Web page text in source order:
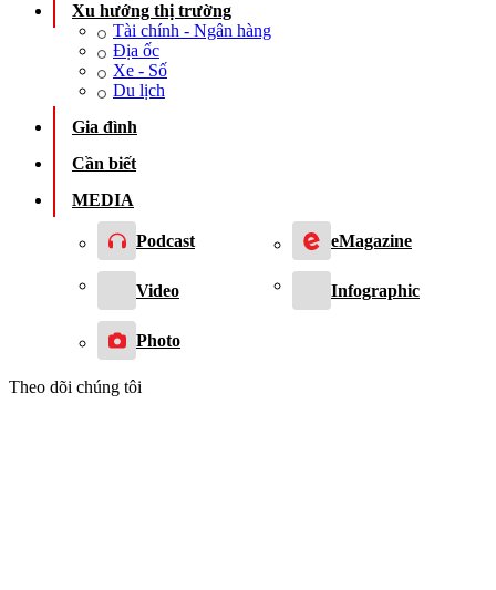
Xu hướng thị trường
Tài chính - Ngân hàng
Địa ốc
Xe - Số
Du lịch
Gia đình
Cần biết
MEDIA
Podcast eMagazine
Video Infographic
Photo
Theo dõi chúng tôi